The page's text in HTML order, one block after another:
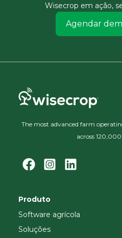
Wisecrop em ação,
Agendar
The most advanced farm
across
Produto
Software agrícola
Soluções